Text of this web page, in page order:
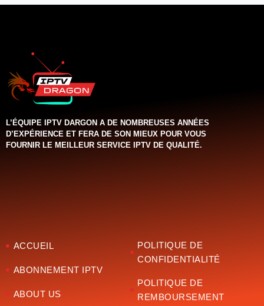
L’ÉQUIPE IPTV DARGON A DE NOMBREUSES ANNÉES
D’EXPÉRIENCE ET FERA DE SON MIEUX POUR VOUS
FOURNIR LE MEILLEUR SERVICE IPTV DE QUALITÉ.‌‌‌‌‌
ACCUEIL
ABONNEMENT IPTV
ABOUT US
POLITIQUE DE
CONFIDENTIALITÉ
POLITIQUE DE
REMBOURSEMENT